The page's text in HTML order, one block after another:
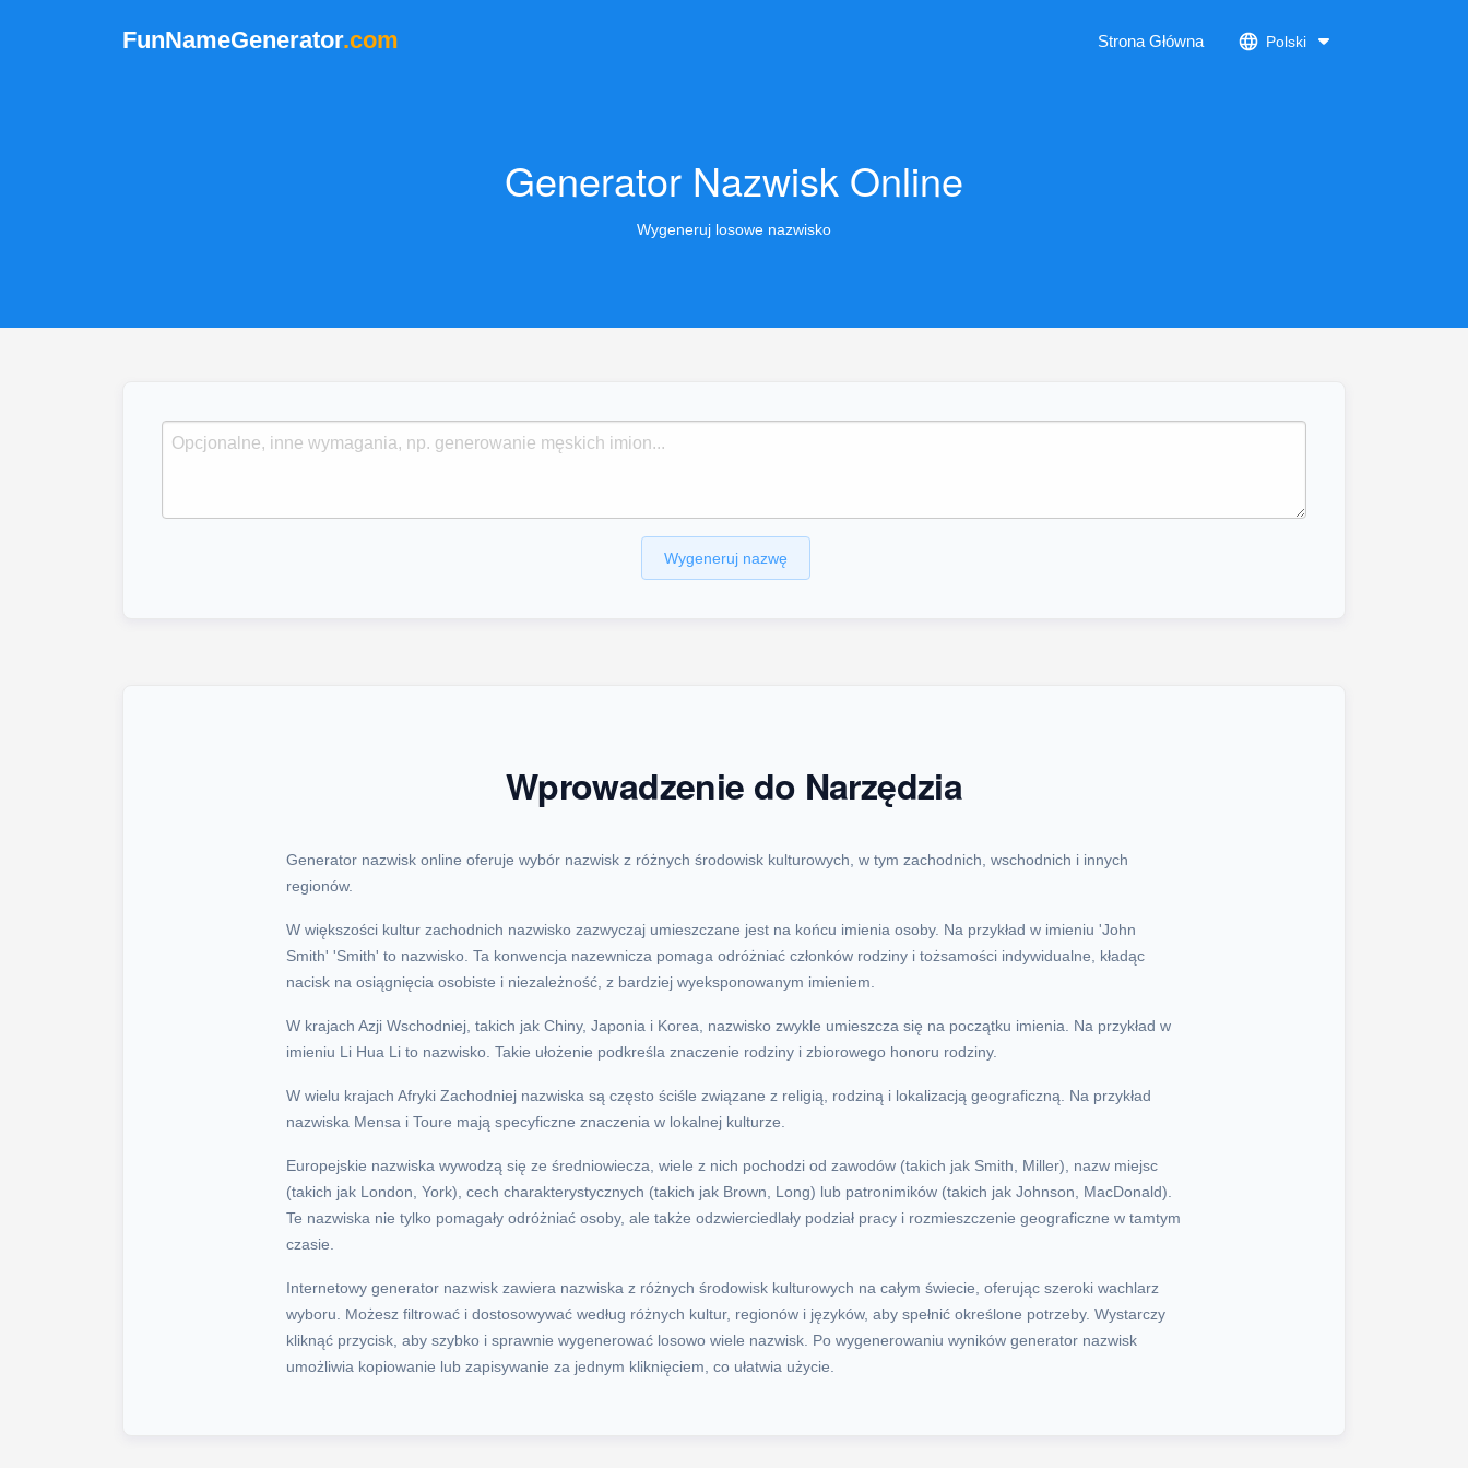
FunNameGenerator.com Strona Główna Polski
Generator Nazwisk Online
Wygeneruj losowe nazwisko
Wygeneruj nazwę
Wprowadzenie do Narzędzia
Generator nazwisk online oferuje wybór nazwisk z różnych środowisk kulturowych, w tym zachodnich, wschodnich i innych
regionów.
W większości kultur zachodnich nazwisko zazwyczaj umieszczane jest na końcu imienia osoby. Na przykład w imieniu 'John
Smith' 'Smith' to nazwisko. Ta konwencja nazewnicza pomaga odróżniać członków rodziny i tożsamości indywidualne, kładąc
nacisk na osiągnięcia osobiste i niezależność, z bardziej wyeksponowanym imieniem.
W krajach Azji Wschodniej, takich jak Chiny, Japonia i Korea, nazwisko zwykle umieszcza się na początku imienia. Na przykład w
imieniu Li Hua Li to nazwisko. Takie ułożenie podkreśla znaczenie rodziny i zbiorowego honoru rodziny.
W wielu krajach Afryki Zachodniej nazwiska są często ściśle związane z religią, rodziną i lokalizacją geograficzną. Na przykład
nazwiska Mensa i Toure mają specyficzne znaczenia w lokalnej kulturze.
Europejskie nazwiska wywodzą się ze średniowiecza, wiele z nich pochodzi od zawodów (takich jak Smith, Miller), nazw miejsc
(takich jak London, York), cech charakterystycznych (takich jak Brown, Long) lub patronimików (takich jak Johnson, MacDonald).
Te nazwiska nie tylko pomagały odróżniać osoby, ale także odzwierciedlały podział pracy i rozmieszczenie geograficzne w tamtym
czasie.
Internetowy generator nazwisk zawiera nazwiska z różnych środowisk kulturowych na całym świecie, oferując szeroki wachlarz
wyboru. Możesz filtrować i dostosowywać według różnych kultur, regionów i języków, aby spełnić określone potrzeby. Wystarczy
kliknąć przycisk, aby szybko i sprawnie wygenerować losowo wiele nazwisk. Po wygenerowaniu wyników generator nazwisk
umożliwia kopiowanie lub zapisywanie za jednym kliknięciem, co ułatwia użycie.